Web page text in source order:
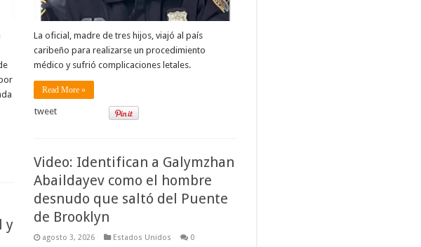
La oficial, madre de tres hijos, viajó al país
caribeño para realizarse un procedimiento
médico y sufrió complicaciones letales.
Read More »
tweet
Video: Identifican a Galymzhan
Abaildayev como el hombre
desnudo que saltó del Puente
de Brooklyn
agosto 3, 2026 Estados Unidos 0
y